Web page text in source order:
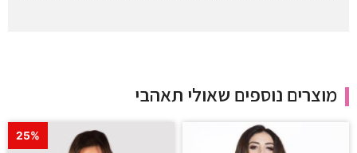
מוצרים נוספים שאולי תאהבי
25%